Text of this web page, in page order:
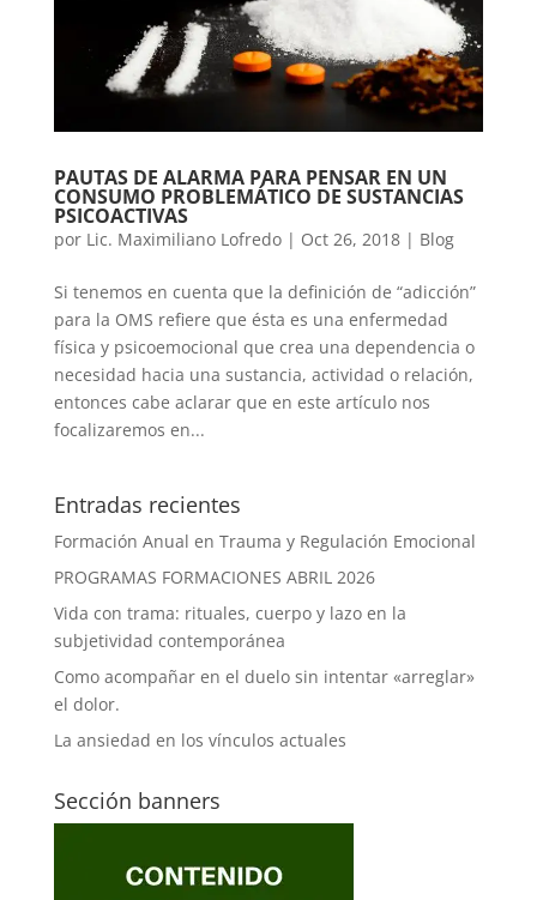
PAUTAS DE ALARMA PARA PENSAR EN UN
CONSUMO PROBLEMÁTICO DE SUSTANCIAS
PSICOACTIVAS
por Lic. Maximiliano Lofredo| Oct 26, 2018| Blog
Si tenemos en cuenta que la definición de “adicción”
para la OMS refiere que ésta es una enfermedad
física y psicoemocional que crea una dependencia o
necesidad hacia una sustancia, actividad o relación,
entonces cabe aclarar que en este artículo nos
focalizaremos en...
Entradas recientes
Formación Anual en Trauma y Regulación Emocional
PROGRAMAS FORMACIONES ABRIL 2026
Vida con trama: rituales, cuerpo y lazo en la
subjetividad contemporánea
Como acompañar en el duelo sin intentar «arreglar»
el dolor.
La ansiedad en los vínculos actuales
Sección banners